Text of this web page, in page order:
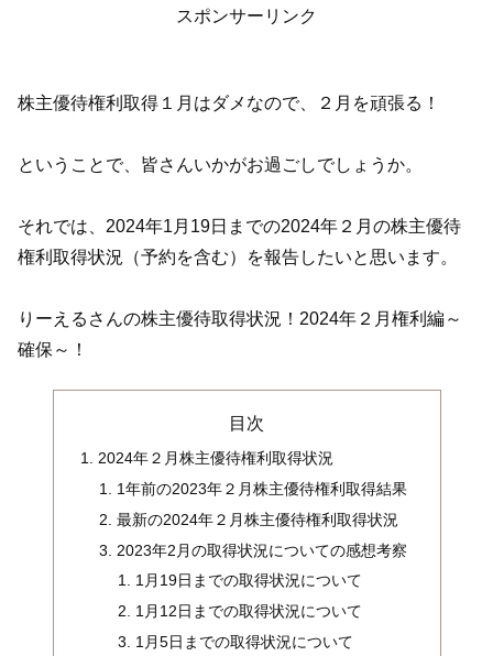
スポンサーリンク
株主優待権利取得１月はダメなので、２月を頑張る！
ということで、皆さんいかがお過ごしでしょうか。
それでは、2024年1月19日までの2024年２月の株主優待
権利取得状況（予約を含む）を報告したいと思います。
りーえるさんの株主優待取得状況！2024年２月権利編～
確保～！
目次
2024年２月株主優待権利取得状況
1年前の2023年２月株主優待権利取得結果
最新の2024年２月株主優待権利取得状況
2023年2月の取得状況についての感想考察
1月19日までの取得状況について
1月12日までの取得状況について
1月5日までの取得状況について